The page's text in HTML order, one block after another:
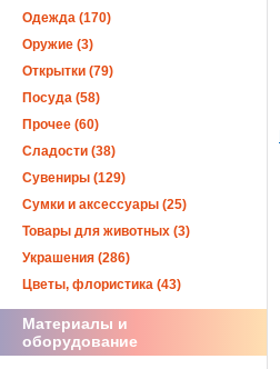
Одежда (170)
Оружие (3)
Открытки (79)
Посуда (58)
Прочее (60)
Сладости (38)
Сувениры (129)
Сумки и аксессуары (25)
Товары для животных (3)
Украшения (286)
Цветы, флористика (43)
Материалы и
оборудование